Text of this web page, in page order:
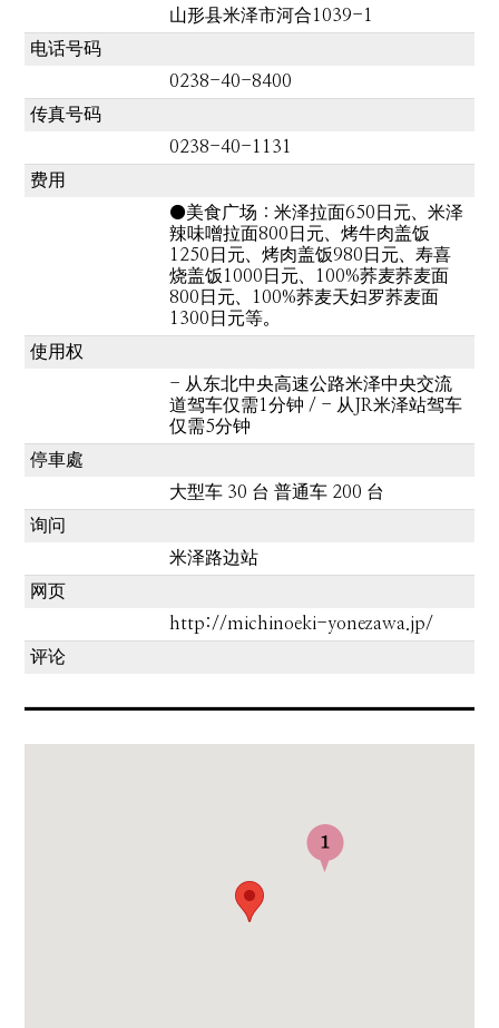
山形县米泽市河合1039-1
电话号码
0238-40-8400
传真号码
0238-40-1131
费用
●美食广场：米泽拉面650日元、米泽
辣味噌拉面800日元、烤牛肉盖饭
1250日元、烤肉盖饭980日元、寿喜
烧盖饭1000日元、100%荞麦荞麦面
800日元、100%荞麦天妇罗荞麦面
1300日元等。
使用权
- 从东北中央高速公路米泽中央交流
道驾车仅需1分钟 / - 从JR米泽站驾车
仅需5分钟
停車處
大型车 30 台 普通车 200 台
询问
米泽路边站
网页
http://michinoeki-yonezawa.jp/
评论